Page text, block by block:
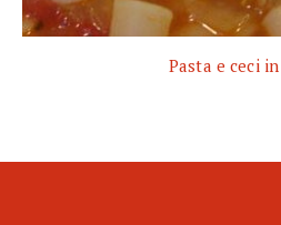
Pasta e ceci